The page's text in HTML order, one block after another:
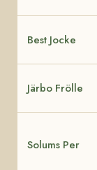
Best Jocke
Järbo Frölle
Solums Per